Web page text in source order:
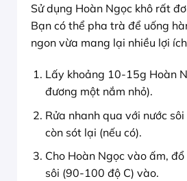
Sử dụng Hoàn Ngọc khô rất
Bạn có thể pha trà để uống
ngon vừa mang lại nhiều lợi
Lấy khoảng 10-15g Hoàn
đương một nắm nhỏ).
Rửa nhanh qua với nước
còn sót lại (nếu có).
Cho Hoàn Ngọc vào ấm,
sôi (90-100 độ C) vào.